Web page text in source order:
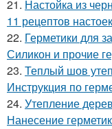
21. Настойка из
11 рецептов настоек
22. Герметики для
Силикон и прочие
23. Теплый шов
Инструкция по
24. Утепление
Нанесение